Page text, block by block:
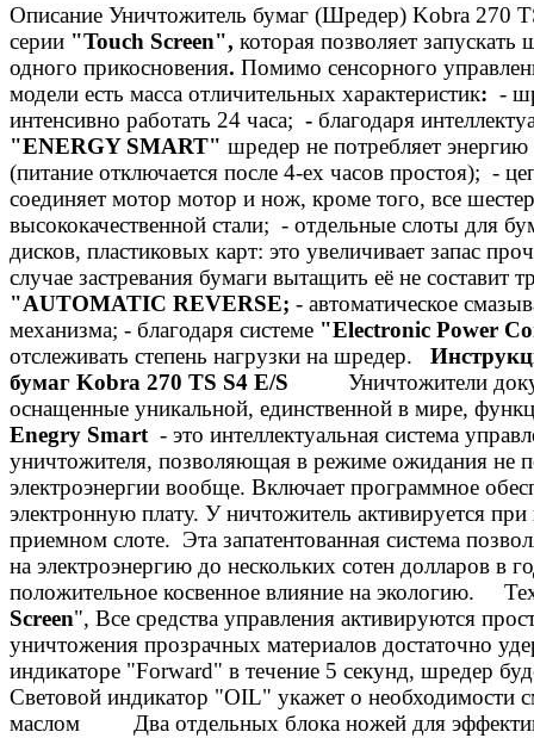
Описание Уничтожитель бумаг (Шредер) Kobra 270
серии "Touch Screen", которая позволяет
одного прикосновения. Помимо сенсорного
модели есть масса отличительных характеристик: -
интенсивно работать 24 часа; - благодаря
"ENERGY SMART" шредер не потребляет
(питание отключается после 4-ех часов простоя); -
соединяет мотор мотор и нож, кроме того, все
высококачественной стали; - отдельные слоты для
дисков, пластиковых карт: это увеличивает запас
случае застревания бумаги вытащить её не составит
"AUTOMATIC REVERSE; - автоматическое
механизма; - благодаря системе "Electronic Power
отслеживать степень нагрузки на шредер.
бумаг Kobra 270 TS S4 E/S Уничтожители
оснащенные уникальной, единственной в мире,
Enegry Smart - это интеллектуальная система
уничтожителя, позволяющая в режиме ожидания не
электроэнергии вообще. Включает программное
электронную плату. У ничтожитель активируется
приемном слоте. Эта запатентованная система
на электроэнергию до нескольких сотен долларов в
положительное косвенное влияние на экологию.
Screen", Все средства управления активируются
уничтожения прозрачных материалов достаточно
индикаторе "Forward" в течение 5 секунд, шредер
Световой индикатор "OIL" укажет о необходимости
маслом Два отдельных блока ножей для